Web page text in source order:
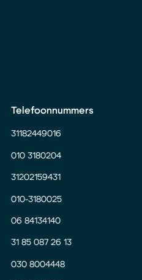
Telefoonnummers
31182449016
010 3180204
31202159431
010-3180025
06 84134140
31 85 087 26 13
030 8004448